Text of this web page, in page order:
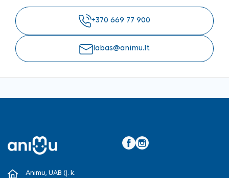
+370 669 77 900
labas@animu.lt
Animu, UAB (Į. k.